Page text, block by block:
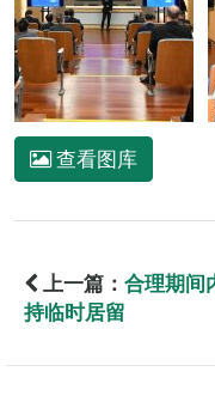
查看图库
上一篇： 合理期间
持临时居留